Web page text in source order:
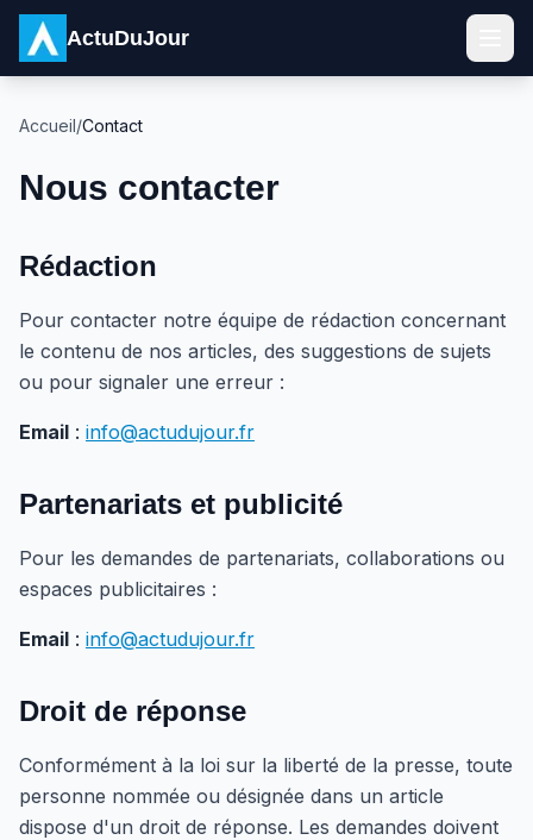
ActuDuJour
Accueil/Contact
Nous contacter
Rédaction
Pour contacter notre équipe de rédaction concernant
le contenu de nos articles, des suggestions de sujets
ou pour signaler une erreur :
Email : info@actudujour.fr
Partenariats et publicité
Pour les demandes de partenariats, collaborations ou
espaces publicitaires :
Email : info@actudujour.fr
Droit de réponse
Conformément à la loi sur la liberté de la presse, toute
personne nommée ou désignée dans un article
dispose d'un droit de réponse. Les demandes doivent